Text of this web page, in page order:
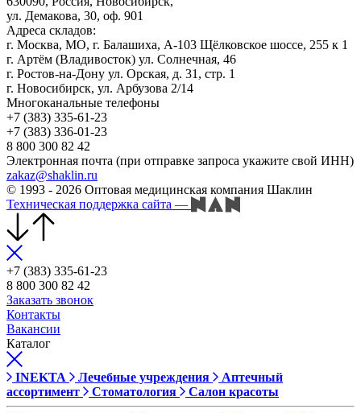
ул. Демакова, 30, оф. 901
Адреса складов:
г. Москва, МО, г. Балашиха, А-103 Щёлковское шоссе, 255 к 1
г. Артём (Владивосток) ул. Солнечная, 46
г. Ростов-на-Дону ул. Орская, д. 31, стр. 1
г. Новосибирск, ул. Арбузова 2/14
Многоканальные телефоны
+7 (383) 335-61-23
+7 (383) 336-01-23
8 800 300 82 42
Электронная почта (при отправке запроса укажите свой ИНН)
zakaz@shaklin.ru
© 1993 - 2026 Оптовая медицинская компания Шаклин
Техническая поддержка сайта —
+7 (383) 335-61-23
8 800 300 82 42
Заказать звонок
Контакты
Вакансии
Каталог
INEKTA Лечебные учреждения
Аптечный
ассортимент
Стоматология Салон красоты